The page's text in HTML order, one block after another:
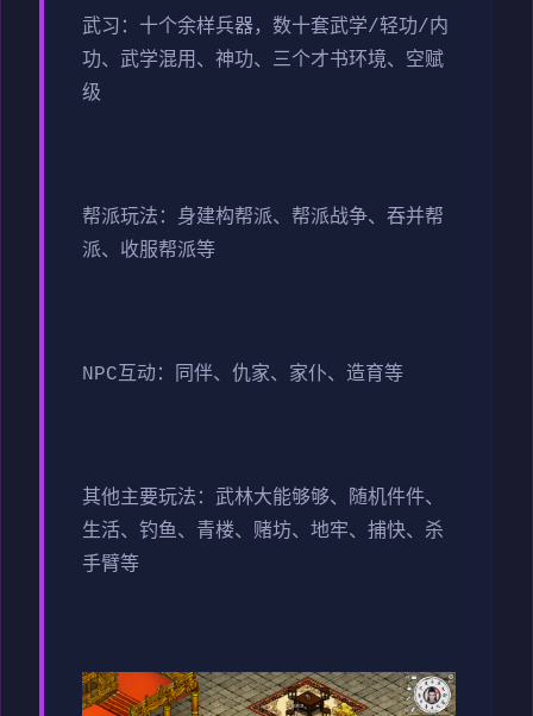
武习：十个余样兵器，数十套武学/轻功/内
功、武学混用、神功、三个才书环境、空赋
级
帮派玩法：身建构帮派、帮派战争、吞并帮
派、收服帮派等
NPC互动：同伴、仇家、家仆、造育等
其他主要玩法：武林大能够够、随机件件、
生活、钓鱼、青楼、赌坊、地牢、捕快、杀
手臂等